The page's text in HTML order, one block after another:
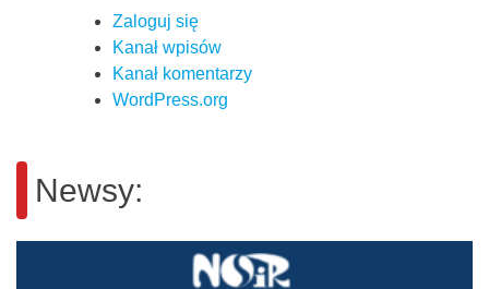
Zaloguj się
Kanał wpisów
Kanał komentarzy
WordPress.org
Newsy: